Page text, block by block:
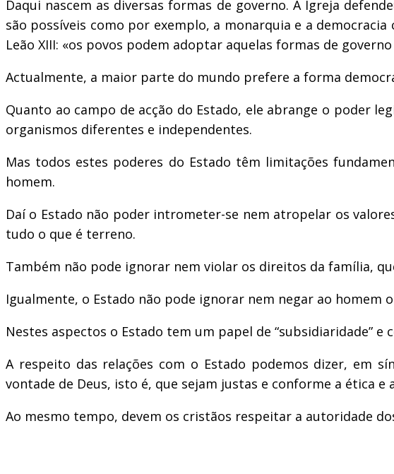
Daqui nascem as diversas formas de governo. A Igreja
são possíveis como por exemplo, a monarquia e a
Leão XIII: «os povos podem adoptar aquelas formas de
Actualmente, a maior parte do mundo prefere a forma
Quanto ao campo de acção do Estado, ele abrange o poder
organismos diferentes e independentes.
Mas todos estes poderes do Estado têm limitações
homem.
Daí o Estado não poder intrometer-se nem atropelar os
tudo o que é terreno.
Também não pode ignorar nem violar os direitos da família,
Igualmente, o Estado não pode ignorar nem negar ao
Nestes aspectos o Estado tem um papel de “subsidiaridade”
A respeito das relações com o Estado podemos dizer, em
vontade de Deus, isto é, que sejam justas e conforme a ética e
Ao mesmo tempo, devem os cristãos respeitar a autoridade